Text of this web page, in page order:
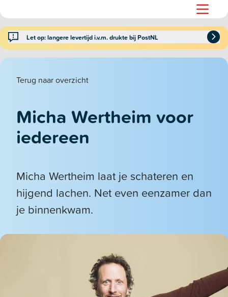
Let op: langere levertijd i.v.m. drukte bij PostNL
Terug naar overzicht
Micha Wertheim voor
iedereen
Micha Wertheim laat je schateren en
hijgend lachen. Net even eenzamer dan
je binnenkwam.